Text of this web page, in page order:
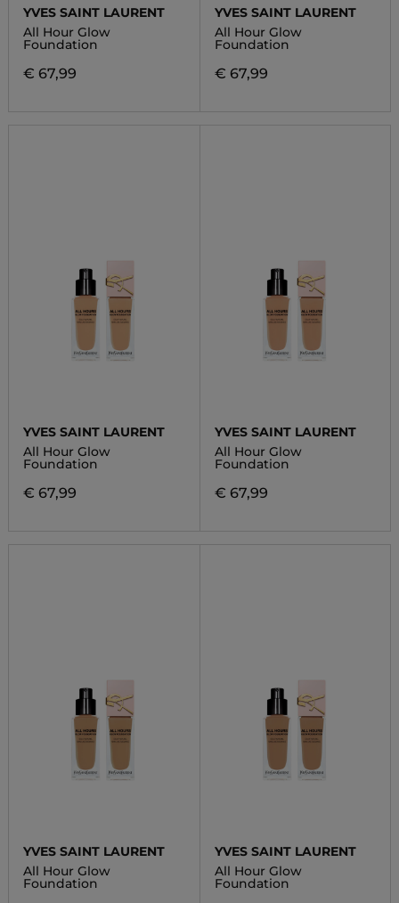
YVES SAINT LAURENT
All Hour Glow
Foundation
€ 67,99
YVES SAINT LAURENT
All Hour Glow
Foundation
€ 67,99
YVES SAINT LAURENT
All Hour Glow
Foundation
€ 67,99
YVES SAINT LAURENT
All Hour Glow
Foundation
€ 67,99
YVES SAINT LAURENT
All Hour Glow
Foundation
YVES SAINT LAURENT
All Hour Glow
Foundation